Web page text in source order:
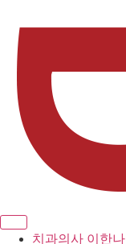
치과의사 이한나